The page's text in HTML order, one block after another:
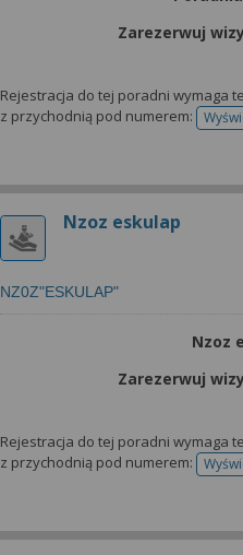
Zarezerwuj
Rejestracja do tej poradni wymaga
z przychodnią pod numerem:
Nzoz eskulap
NZ0Z"ESKULAP"
Nzoz
Zarezerwuj
Rejestracja do tej poradni wymaga
z przychodnią pod numerem: